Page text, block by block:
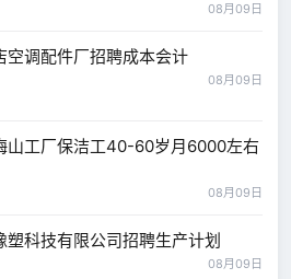
08月09日
空调配件厂招聘成本会计
08月09日
山工厂保洁工40-60岁月6000左右
08月09日
塑科技有限公司招聘生产计划
08月09日